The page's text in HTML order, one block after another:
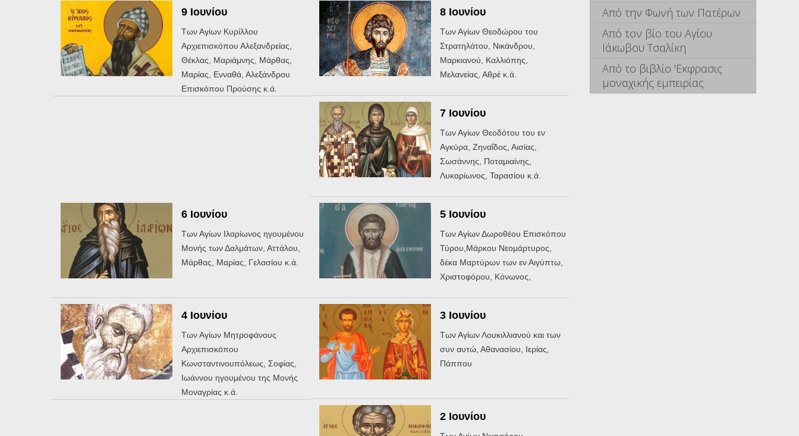
9 Ιουνίου
Των Αγίων Κυρίλλου
Αρχιεπισκόπου Αλεξανδρείας,
Θέκλας, Μαριάμνης, Μάρθας,
Μαρίας, Ενναθά, Αλεξάνδρου
Επισκόπου Προύσης κ.ά.
8 Ιουνίου
Των Αγίων Θεοδώρου του
Στρατηλάτου, Νικάνδρου,
Μαρκιανού, Καλλιόπης,
Μελανείας, Αθρέ κ.ά.
7 Ιουνίου
Των Αγίων Θεοδότου του εν
Αγκύρα, Ζηναΐδος, Αισίας,
Σωσάννης, Ποταμιαίνης,
Λυκαρίωνος, Ταρασίου κ.ά.
6 Ιουνίου
Των Αγίων Ιλαρίωνος ηγουμένου
Μονής των Δαλμάτων, Αττάλου,
Μάρθας, Μαρίας, Γελασίου κ.ά.
5 Ιουνίου
Των Αγίων Δωροθέου Επισκόπου
Τύρου,Μάρκου Νεομάρτυρος,
δέκα Μαρτύρων των εν Αιγύπτω,
Χριστοφόρου, Κόνωνος,
4 Ιουνίου
Των Αγίων Μητροφάνους
Αρχιεπισκόπου
Κωνσταντινουπόλεως, Σοφίας,
Ιωάννου ηγουμένου της Μονής
Μοναγρίας κ.ά.
3 Ιουνίου
Των Αγίων Λουκιλλιανού και των
συν αυτώ, Αθανασίου, Ιερίας,
Πάππου
2 Ιουνίου
Από την Φωνή των Πατέρων
Από τον βίο του Αγίου
Ιάκωβου Τσαλίκη
Από το βιβλίο 'Εκφρασις
μοναχικής εμπειρίας